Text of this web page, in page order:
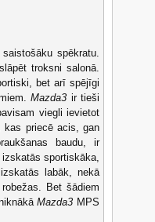
spēkratu.
troksni salonā.
bet arī spējīgi
Mazda3 ir tieši
viegli ievietot
priecē acis, gan
baudu, ir
sportiskāka,
labāk, nekā
Bet šādiem
Mazda3 MPS